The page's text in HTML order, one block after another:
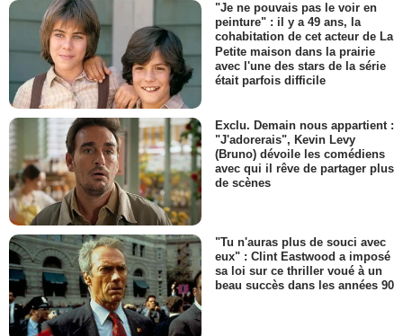
"Je ne pouvais pas le voir en
peinture" : il y a 49 ans, la
cohabitation de cet acteur de La
Petite maison dans la prairie
avec l'une des stars de la série
était parfois difficile
Exclu. Demain nous appartient :
"J'adorerais", Kevin Levy
(Bruno) dévoile les comédiens
avec qui il rêve de partager plus
de scènes
"Tu n'auras plus de souci avec
eux" : Clint Eastwood a imposé
sa loi sur ce thriller voué à un
beau succès dans les années 90